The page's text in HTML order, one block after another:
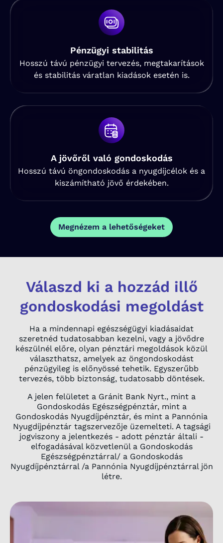
Pénzügyi stabilitás
Hosszú távú pénzügyi tervezés, megtakarítások
és stabilitás váratlan kiadások esetén is.
A jövőről való gondoskodás
Hosszú távú öngondoskodás a nyugdíjcélok és a
kiszámítható jövő érdekében.
Megnézem a lehetőségeket
Válaszd ki a hozzád illő
gondoskodási megoldást
Ha a mindennapi egészségügyi kiadásaidat
szeretnéd tudatosabban kezelni, vagy a jövődre
készülnél előre, olyan pénztári megoldások közül
választhatsz, amelyek az öngondoskodást
pénzügyileg is előnyössé tehetik. Egyszerűbb
tervezés, több biztonság, tudatosabb döntések.
A jelen felületet a Gránit Bank Nyrt., mint a
Gondoskodás Egészségpénztár, mint a
Gondoskodás Nyugdíjpénztár, és mint a Pannónia
Nyugdíjpénztár tagszervezője üzemelteti. A tagsági
jogviszony a jelentkezés - adott pénztár általi -
elfogadásával közvetlenül a Gondoskodás
Egészségpénztárral/ a Gondoskodás
Nyugdíjpénztárral /a Pannónia Nyugdíjpénztárral jön
létre.